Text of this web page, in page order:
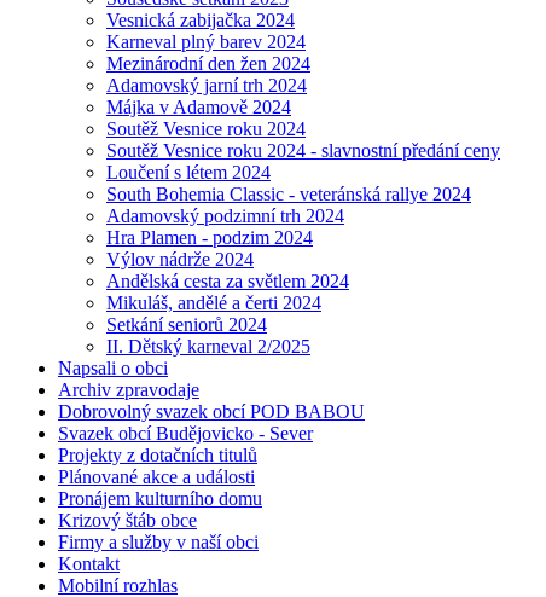
Vesnická zabijačka 2024
Karneval plný barev 2024
Mezinárodní den žen 2024
Adamovský jarní trh 2024
Májka v Adamově 2024
Soutěž Vesnice roku 2024
Soutěž Vesnice roku 2024 - slavnostní předání ceny
Loučení s létem 2024
South Bohemia Classic - veteránská rallye 2024
Adamovský podzimní trh 2024
Hra Plamen - podzim 2024
Výlov nádrže 2024
Andělská cesta za světlem 2024
Mikuláš, andělé a čerti 2024
Setkání seniorů 2024
II. Dětský karneval 2/2025
Napsali o obci
Archiv zpravodaje
Dobrovolný svazek obcí POD BABOU
Svazek obcí Budějovicko - Sever
Projekty z dotačních titulů
Plánované akce a události
Pronájem kulturního domu
Krizový štáb obce
Firmy a služby v naší obci
Kontakt
Mobilní rozhlas